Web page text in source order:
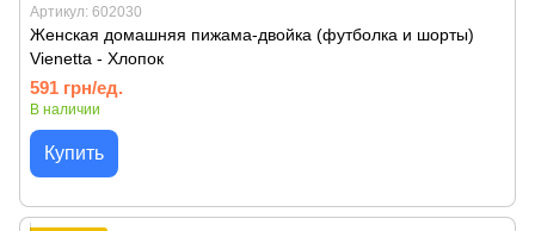
Артикул: 602030
Женская домашняя пижама-двойка (футболка и шорты)
Vienetta - Хлопок
591 грн/ед.
В наличии
Купить